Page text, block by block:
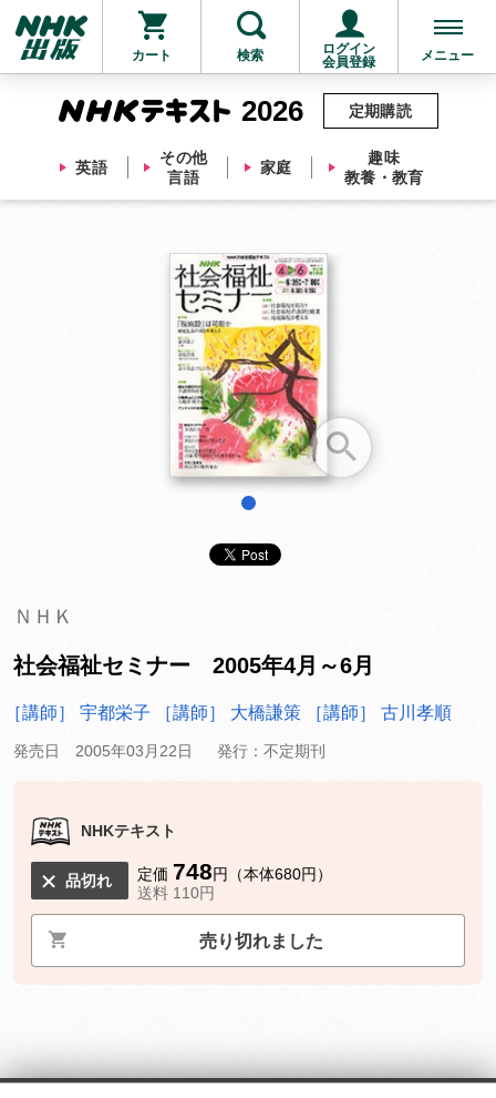
カート 検索
ログイン
会員登録
メニュー
2026
英語
その他
言語
家庭
趣味
教養・教育
定期購読
他にも商品を買う
ＮＨＫ
社会福祉セミナー 2005年4月～6月
［講師］ 宇都栄子 ［講師］ 大橋謙策 ［講師］ 古川孝順
発売日 2005年03月22日 発行：不定期刊
NHKテキスト
品切れ 定価 748円（本体680円）
送料 110円
売り切れました